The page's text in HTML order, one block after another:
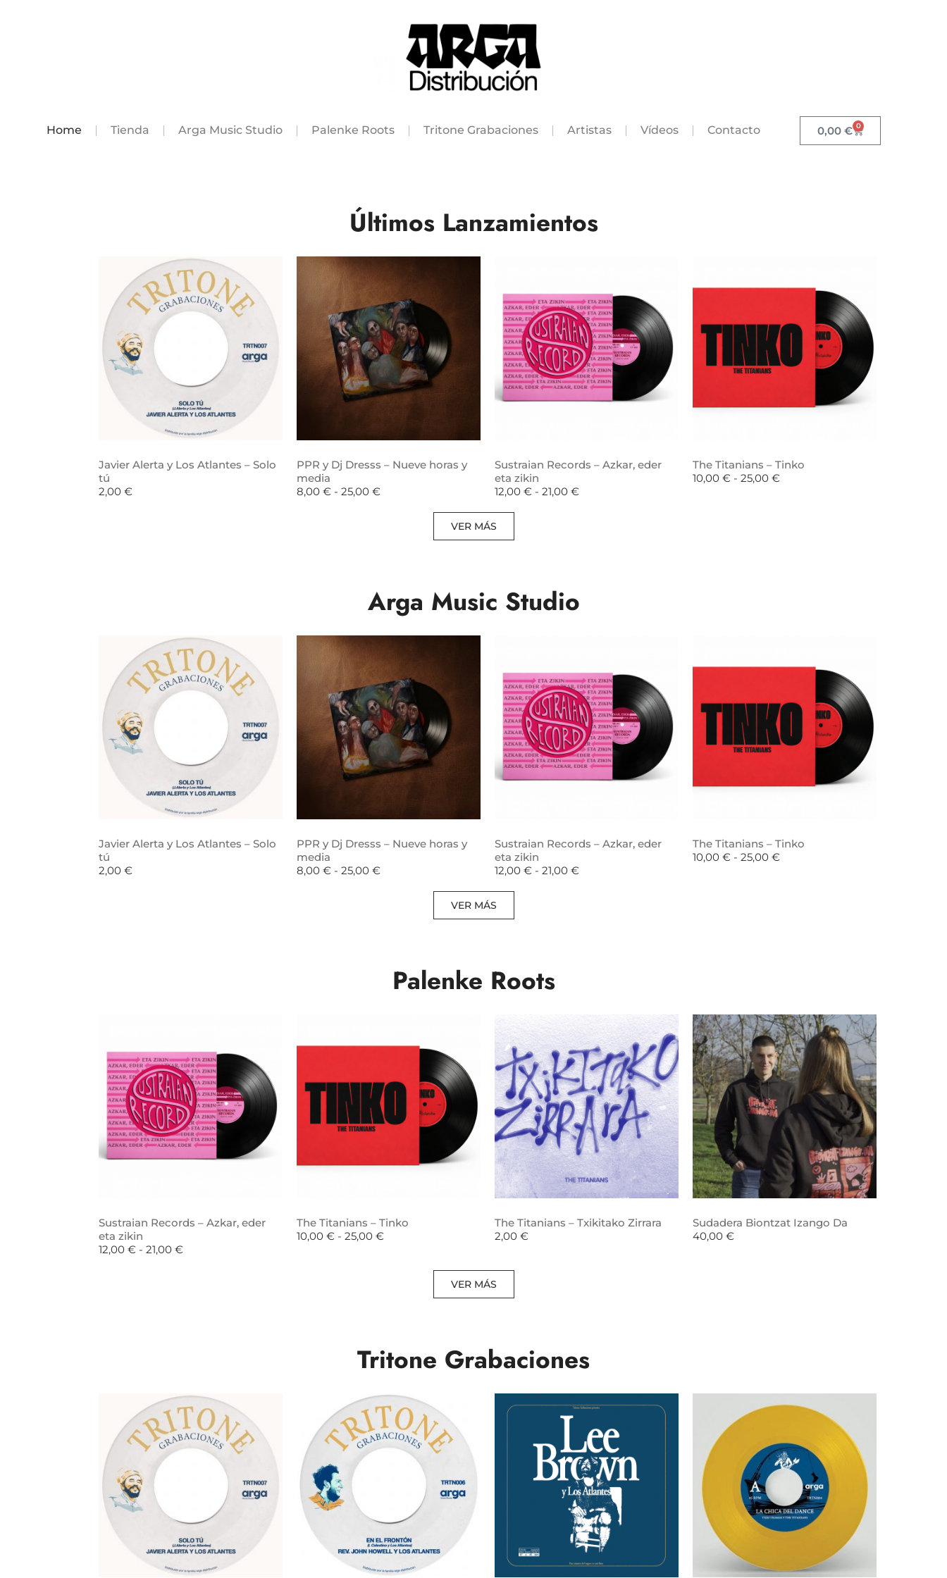
Home Tienda Arga Music Studio Palenke Roots Tritone Grabaciones Artistas Vídeos Contacto 0,00€ 0
Últimos Lanzamientos
Javier Alerta y Los Atlantes – Solo
tú
2,00 €
PPR y Dj Dresss – Nueve horas y
media
8,00 € - 25,00 €
Sustraian Records – Azkar, eder
eta zikin
12,00 € - 21,00 €
The Titanians – Tinko
10,00 € - 25,00 €
VER MÁS
Arga Music Studio
Javier Alerta y Los Atlantes – Solo
tú
2,00 €
PPR y Dj Dresss – Nueve horas y
media
8,00 € - 25,00 €
Sustraian Records – Azkar, eder
eta zikin
12,00 € - 21,00 €
The Titanians – Tinko
10,00 € - 25,00 €
VER MÁS
Palenke Roots
Sustraian Records – Azkar, eder
eta zikin
12,00 € - 21,00 €
The Titanians – Tinko
10,00 € - 25,00 €
The Titanians – Txikitako Zirrara
2,00 €
Sudadera Biontzat Izango Da
40,00 €
VER MÁS
Tritone Grabaciones